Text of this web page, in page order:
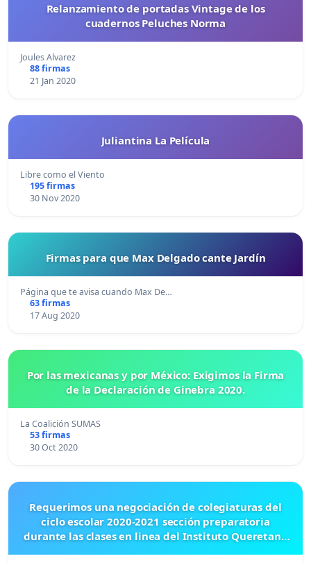
Relanzamiento de portadas Vintage de los
cuadernos Peluches Norma
Joules Alvarez
88 firmas
21 Jan 2020
Juliantina La Película
Libre como el Viento
195 firmas
30 Nov 2020
Firmas para que Max Delgado cante Jardín
Página que te avisa cuando Max De…
63 firmas
17 Aug 2020
Por las mexicanas y por México: Exigimos la Firma
de la Declaración de Ginebra 2020.
La Coalición SUMAS
53 firmas
30 Oct 2020
Requerimos una negociación de colegiaturas del
ciclo escolar 2020-2021 sección preparatoria
durante las clases en linea del Instituto Queretano